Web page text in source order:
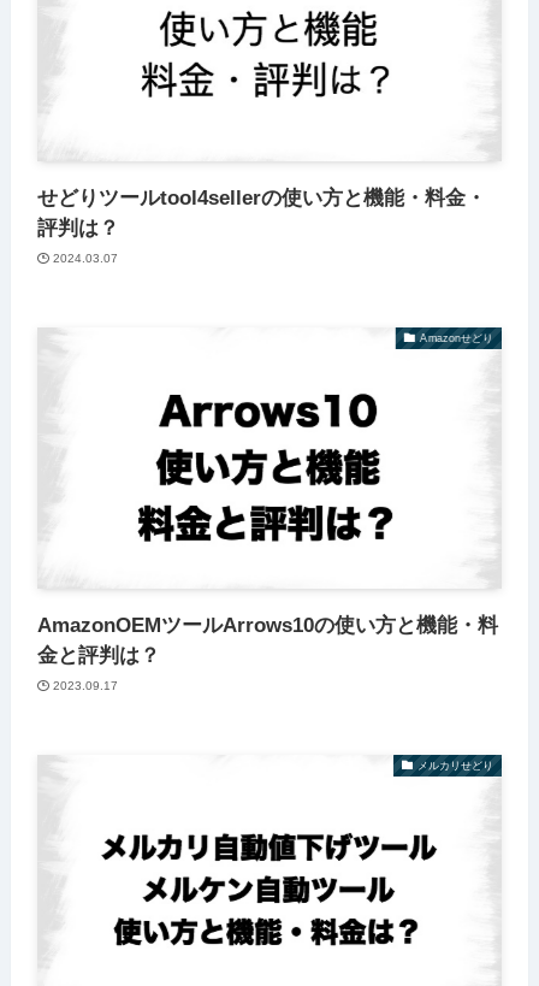
せどりツールtool4sellerの使い方と機能・料金・
評判は？
2024.03.07
Amazonせどり
AmazonOEMツールArrows10の使い方と機能・料
金と評判は？
2023.09.17
メルカリせどり